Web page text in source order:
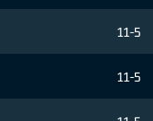
11-5
11-5